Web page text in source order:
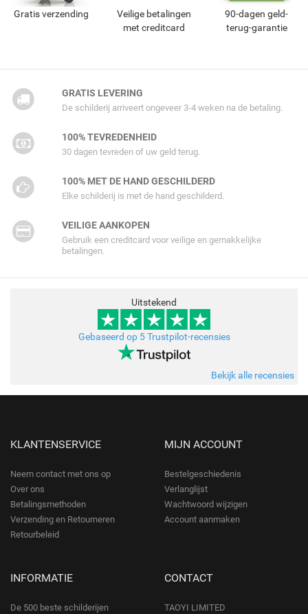
Gratis verzending
Veilige betalingen
met creditcard
90-dagen geld-
terug-garantie
GRATIS LEVERING
De schilderij arriveert ongeveer 3-4 weken na de betaling.
100% TEVREDENHEID
30 dagen tevreden of uw geld terug.
100% MET DE HAND GESCHILDERD
Elke schilderij is met de hand geschilderd.
VEILIGE AANKOPEN
Gebruik een creditcard voor veilige en gemakkelijke
betalingen.
Uitstekend
Gebaseerd op 5 Trustpilot-recensies
Bekijk alle recensies
KLANTENSERVICE
Neem contact met ons op
Over ons
Betalingsmethoden
Verzending en Retourneren
Retourbeleid
MIJN ACCOUNT
Bestelgeschiedenis
Verlanglijst
Wachtwoord wijzigen
Account aanmaken
INFORMATIE
De 500 beste schilderijen
CONTACT
TAOYI LIMITED